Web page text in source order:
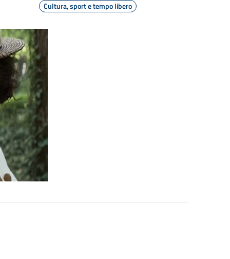
Cultura, sport e tempo libero